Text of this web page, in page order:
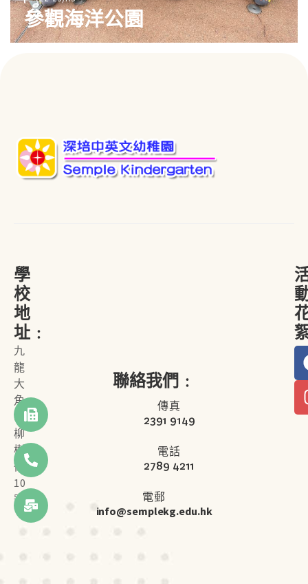
參觀海洋公園
學
校
地
址﹕
九
龍
大
角
咀
柳
樹
街
10
號
聯絡我們﹕
傳真
2391 9149
電話
2789 4211
電郵
info@semplekg.edu.hk